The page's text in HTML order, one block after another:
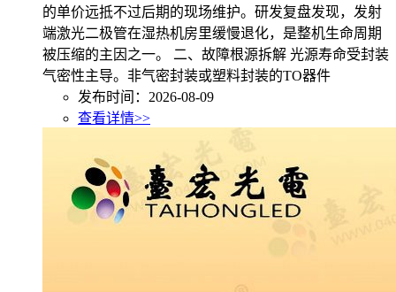
的单价远抵不过后期的现场维护。研发复盘发现，发射
端激光二极管在湿热机房里缓慢退化，是整机生命周期
被压缩的主因之一。 二、故障根源拆解 光源寿命受封装
气密性主导。非气密封装或塑料封装的TO器件
发布时间：2026-08-09
查看详情>>